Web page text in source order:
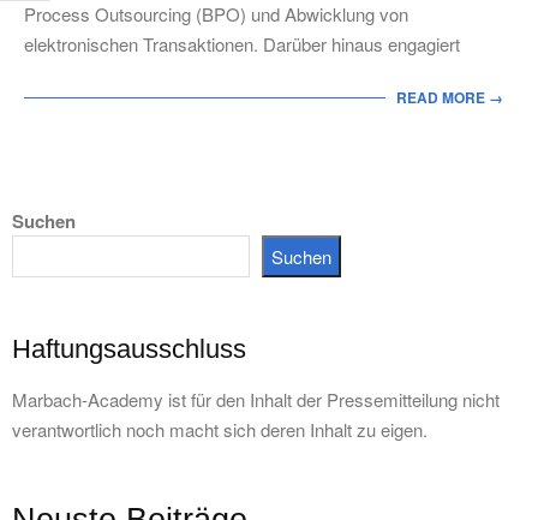
Process Outsourcing (BPO) und Abwicklung von
elektronischen Transaktionen. Darüber hinaus engagiert
READ MORE →
Suchen
Suchen
Haftungsausschluss
Marbach-Academy ist für den Inhalt der Pressemitteilung nicht
verantwortlich noch macht sich deren Inhalt zu eigen.